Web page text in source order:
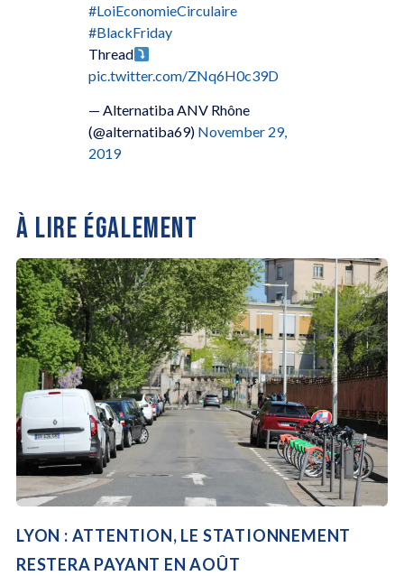
#LoiEconomieCirculaire
#BlackFriday
Thread
pic.twitter.com/ZNq6H0c39D
— Alternatiba ANV Rhône
(@alternatiba69) November 29,
2019
À LIRE ÉGALEMENT
LYON : ATTENTION, LE STATIONNEMENT
RESTERA PAYANT EN AOÛT